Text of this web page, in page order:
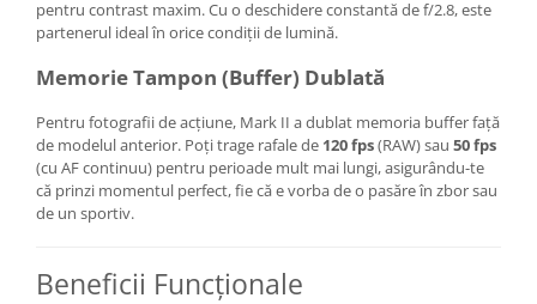
pentru contrast maxim. Cu o deschidere constantă de f/2.8, este
partenerul ideal în orice condiții de lumină.
Memorie Tampon (Buffer) Dublată
Pentru fotografii de acțiune, Mark II a dublat memoria buffer față
de modelul anterior. Poți trage rafale de 120 fps(RAW) sau 50 fps
(cu AF continuu) pentru perioade mult mai lungi, asigurându-te
că prinzi momentul perfect, fie că e vorba de o pasăre în zbor sau
de un sportiv.
Beneficii Funcționale